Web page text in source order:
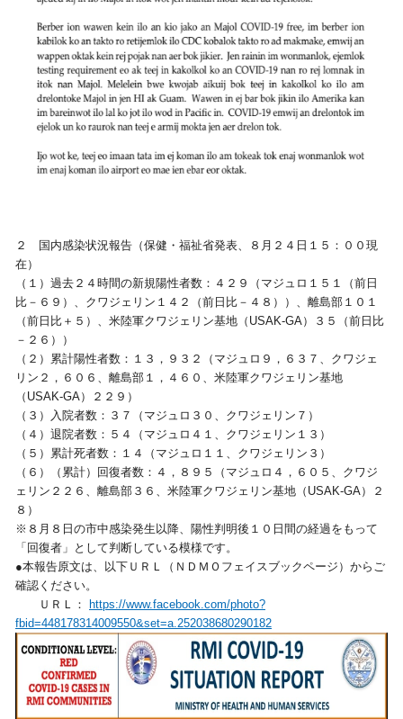
２ 国内感染状況報告（保健・福祉省発表、８月２４日１５：００現
在）
（１）過去２４時間の新規陽性者数：４２９（マジュロ１５１（前日
比－６９）、クワジェリン１４２（前日比－４８））、離島部１０１
（前日比＋５）、米陸軍クワジェリン基地（USAK-GA）３５（前日比
－２６））
（２）累計陽性者数：１３，９３２（マジュロ９，６３７、クワジェ
リン２，６０６、離島部１，４６０、米陸軍クワジェリン基地
（USAK-GA）２２９）
（３）入院者数：３７（マジュロ３０、クワジェリン７）
（４）退院者数：５４（マジュロ４１、クワジェリン１３）
（５）累計死者数：１４（マジュロ１１、クワジェリン３）
（６）（累計）回復者数：４，８９５（マジュロ４，６０５、クワジ
ェリン２２６、離島部３６、米陸軍クワジェリン基地（USAK-GA）２
８）
※８月８日の市中感染発生以降、陽性判明後１０日間の経過をもって
「回復者」として判断している模様です。
●本報告原文は、以下ＵＲＬ（ＮＤＭＯフェイスブックページ）からご
確認ください。
ＵＲＬ：
https://www.facebook.com/photo?
fbid=448178314009550&set=a.252038680290182